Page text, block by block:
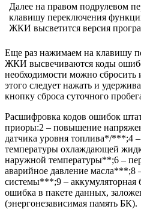
Далее на правом подрулевом
клавишу переключения
ЖКИ высветится версия
Еще раз нажимаем на клавишу
ЖКИ высвечиваются коды
необходимости можно
этого следует нажать и
кнопку сброса суточного
Расшифровка кодов ошибок
приоры:2 – повышение
датчика уровня топлива*/***;4
температуры охлаждающей
наружной температуры**;6 –
аварийное давление масла***;8
системы***;9 – аккумуляторная
ошибка в пакете данных,
(энергонезависимая память БК).